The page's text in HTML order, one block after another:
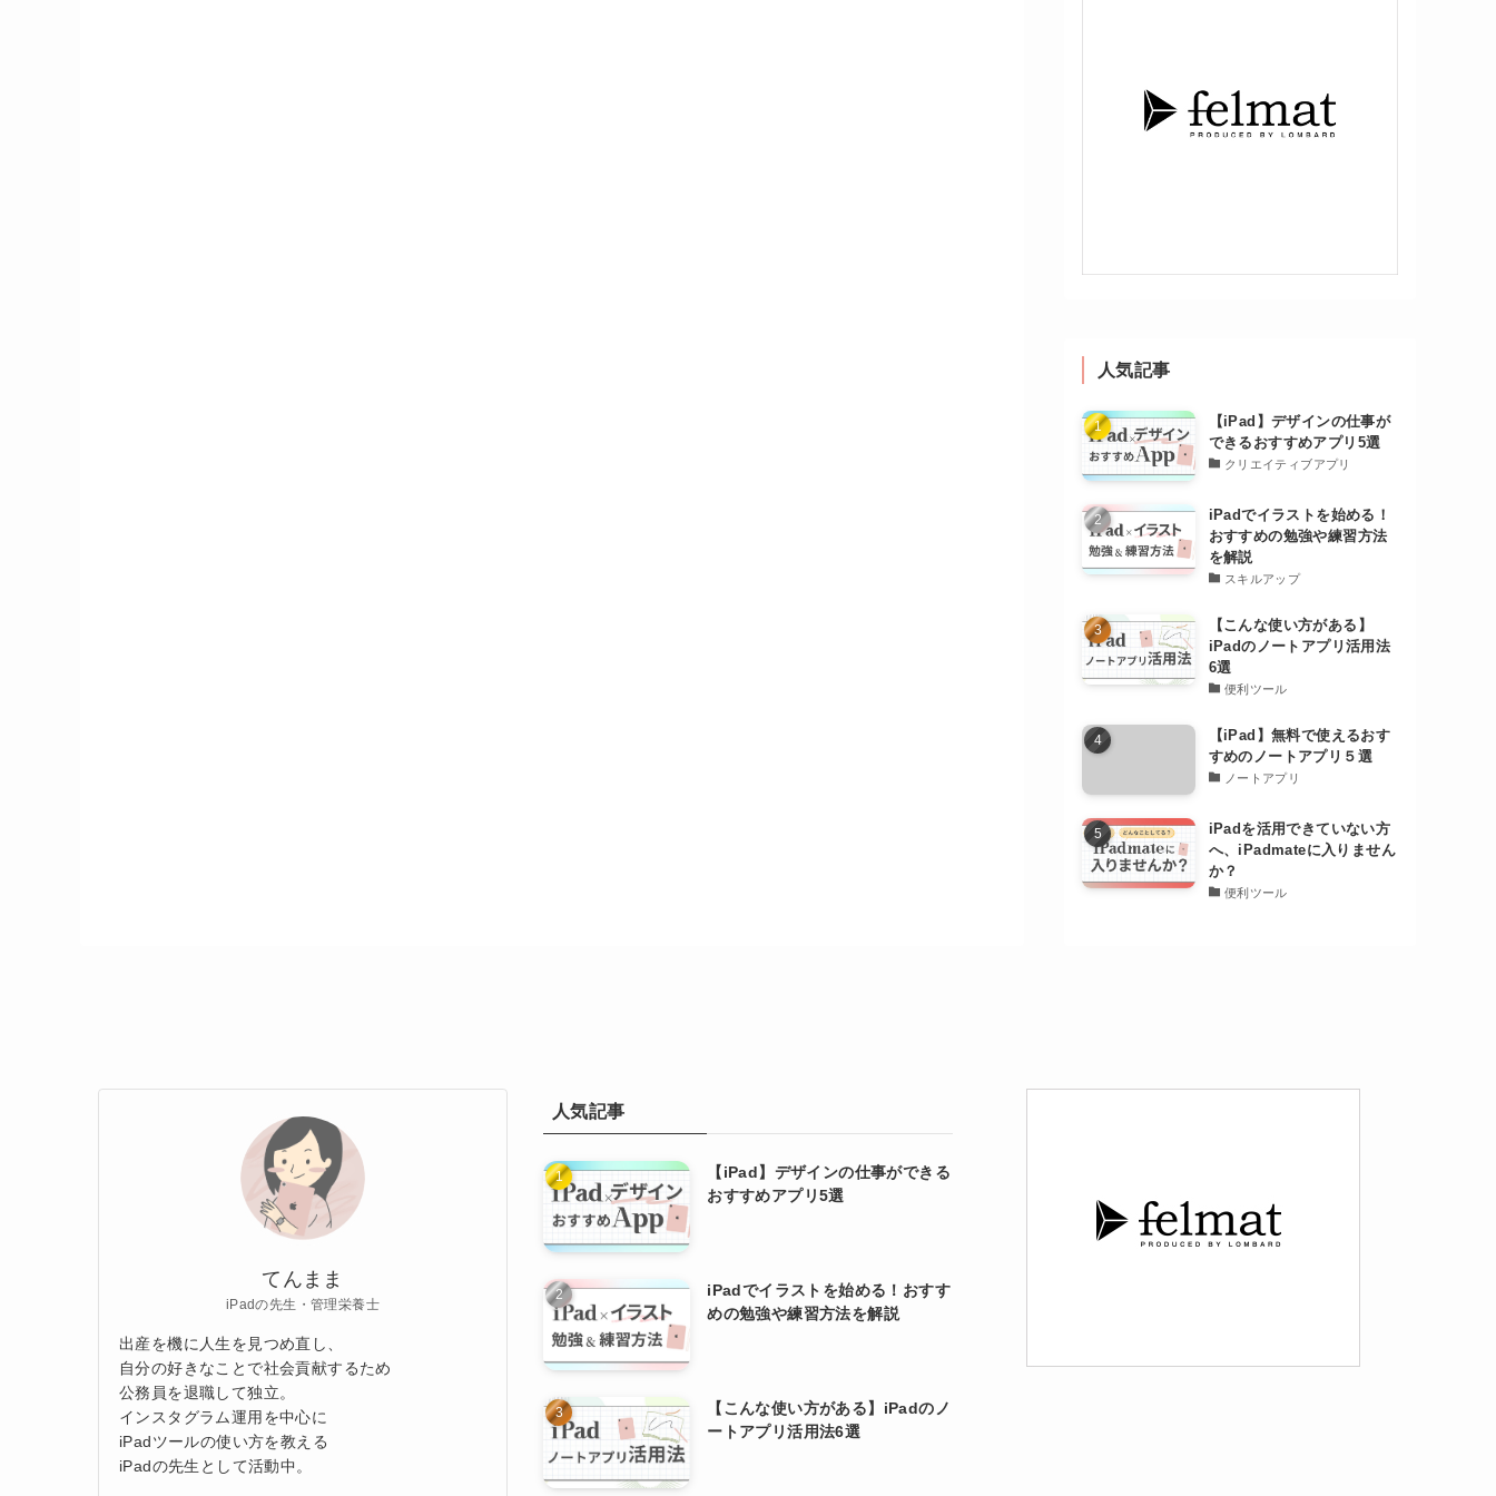
人気記事
【iPad】デザインの仕事が
できるおすすめアプリ5選
クリエイティブアプリ
iPadでイラストを始める！
おすすめの勉強や練習方法
を解説
スキルアップ
【こんな使い方がある】
iPadのノートアプリ活用法
6選
便利ツール
【iPad】無料で使えるおす
すめのノートアプリ５選
ノートアプリ
iPadを活用できていない方
へ、iPadmateに入りません
か？
便利ツール
てんまま
iPadの先生・管理栄養士
出産を機に人生を見つめ直し、
自分の好きなことで社会貢献するため
公務員を退職して独立。
インスタグラム運用を中心に
iPadツールの使い方を教える
iPadの先生として活動中。
人気記事
【iPad】デザインの仕事ができる
おすすめアプリ5選
iPadでイラストを始める！おすす
めの勉強や練習方法を解説
【こんな使い方がある】iPadのノ
ートアプリ活用法6選